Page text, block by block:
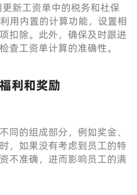
新工资单中的税务和社保
用内置的计算功能，设置相
扣除。此外，确保及时跟进
查工资单计算的准确性。
利和奖励
同的组成部分，例如奖金、
，如果没有考虑到员工的特
不准确，进而影响员工的满